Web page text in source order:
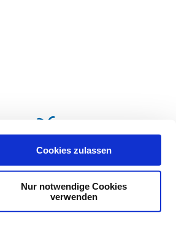
Cookies zulassen
Nur notwendige Cookies
verwenden